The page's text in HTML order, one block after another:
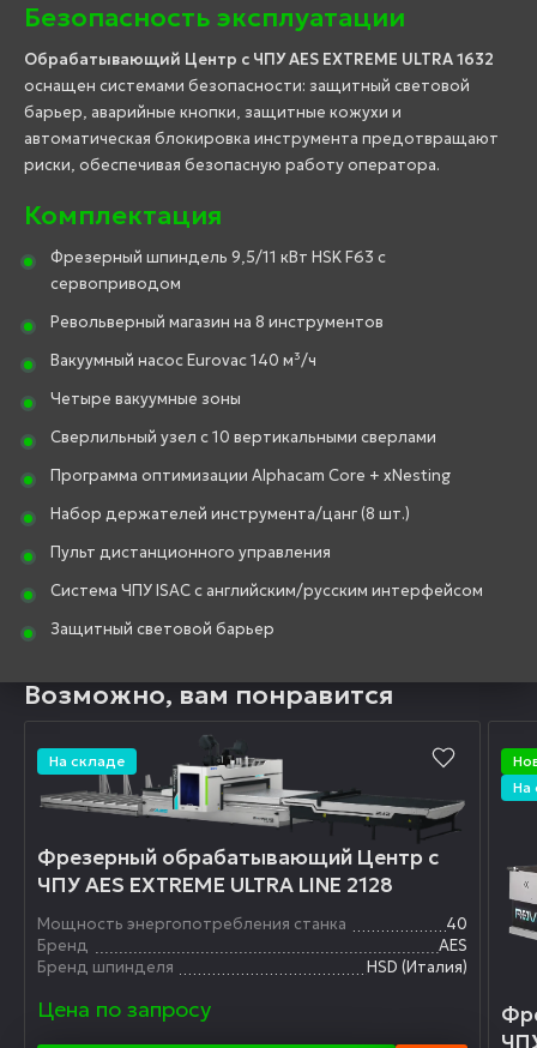
Безопасность эксплуатации
Обрабатывающий Центр с ЧПУ AES EXTREME ULTRA 1632
оснащен системами безопасности: защитный световой
барьер, аварийные кнопки, защитные кожухи и
автоматическая блокировка инструмента предотвращают
риски, обеспечивая безопасную работу оператора.
Комплектация
Фрезерный шпиндель 9,5/11 кВт HSK F63 с
сервоприводом
Револьверный магазин на 8 инструментов
Вакуумный насос Eurovac 140 м³/ч
Четыре вакуумные зоны
Сверлильный узел с 10 вертикальными сверлами
Программа оптимизации Alphacam Core + xNesting
Набор держателей инструмента/цанг (8 шт.)
Пульт дистанционного управления
Система ЧПУ ISAC с английским/русским интерфейсом
Защитный световой барьер
Возможно, вам понравится
На складе
Фрезерный обрабатывающий Центр с
ЧПУ AES EXTREME ULTRA LINE 2128
Мощность энергопотребления станка
40
Бренд
AES
Бренд шпинделя
HSD (Италия)
Цена по запросу
На